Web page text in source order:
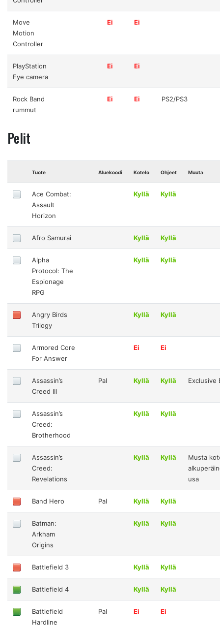
Move
Motion
Controller
Ei Ei
PlayStation
Eye camera
Ei Ei
Rock Band
rummut
Ei Ei PS2/PS3
Pelit
Tuote Aluekoodi Kotelo Ohjeet Muuta
Ace Combat:
Assault
Horizon
Kyllä Kyllä
Afro Samurai Kyllä Kyllä
Alpha
Protocol: The
Espionage
RPG
Kyllä Kyllä
Angry Birds
Trilogy
Kyllä Kyllä
Armored Core
For Answer
Ei Ei
Assassin’s
Creed III
Pal Kyllä Kyllä Exclusive
Assassin’s
Creed:
Brotherhood
Kyllä Kyllä
Assassin’s
Creed:
Revelations
Kyllä Kyllä
Musta
usa
Band Hero Pal Kyllä Kyllä
Batman:
Arkham
Origins
Kyllä Kyllä
Battlefield 3 Kyllä Kyllä
Battlefield 4 Kyllä Kyllä
Battlefield
Hardline
Pal Ei Ei